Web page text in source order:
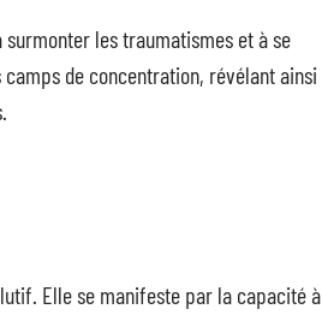
les traumatismes et à se
de concentration, révélant ainsi
Elle se manifeste par la capacité à